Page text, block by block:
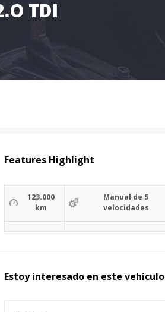
TDI
Features Highlight
123.000
km
Manual de 5
velocidades
Estoy interesado en este vehículo